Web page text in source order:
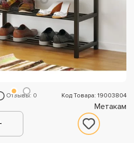
Отзывы: 0 Код Товара: 19003804
Метакам